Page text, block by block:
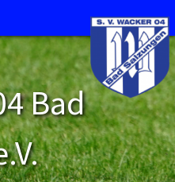
Bad